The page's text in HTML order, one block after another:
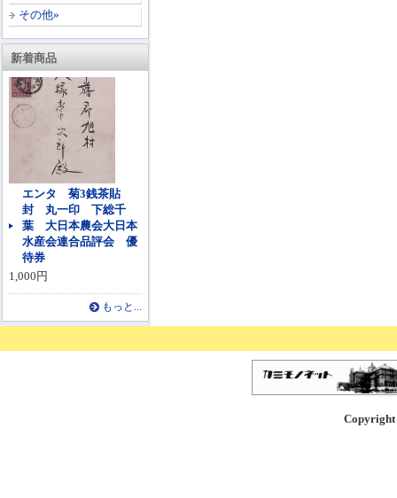
その他»
新着商品
エンタ 菊3銭茶貼
封 丸一印 下総千
葉 大日本農会大日本
水産会連合品評会 優
待券
1,000円
もっと...
Copyright